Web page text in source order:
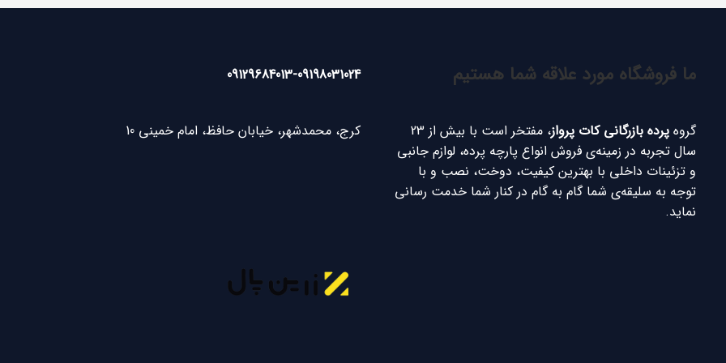
ما فروشگاه مورد علاقه شما هستیم
گروهپرده بازرگانی کات پرواز
، مفتخر است با بیش از 23
سال تجربه در زمینه‌ی فروش انواع پارچه پرده، لوازم جانبی
و تزئینات داخلی با بهترین کیفیت، دوخت، نصب و با
توجه به سلیقه‌ی شما گام به گام در کنار شما خدمت رسانی
نماید.
09129684013-09198031024
کرج، محمدشهر، خیابان حافظ، امام خمینی 10